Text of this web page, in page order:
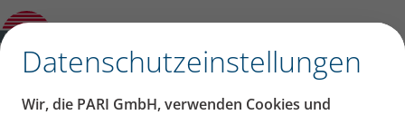
Datenschutzeinstellungen
Wir, die PARI GmbH, verwenden Cookies und
Produktberater